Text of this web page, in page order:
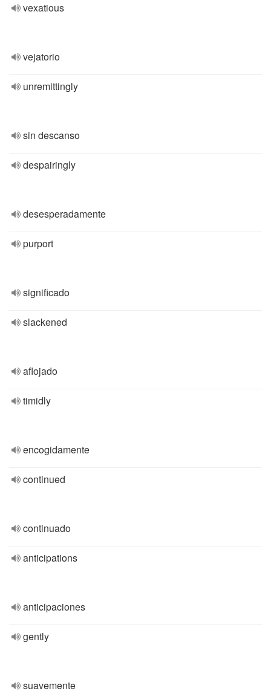
vexatious
vejatorio
unremittingly
sin descanso
despairingly
desesperadamente
purport
significado
slackened
aflojado
timidly
encogidamente
continued
continuado
anticipations
anticipaciones
gently
suavemente